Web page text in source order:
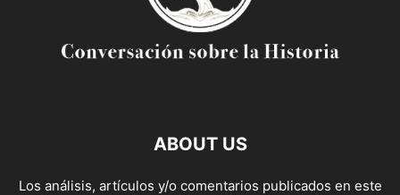
ABOUT US
Los análisis, artículos y/o comentarios publicados en este